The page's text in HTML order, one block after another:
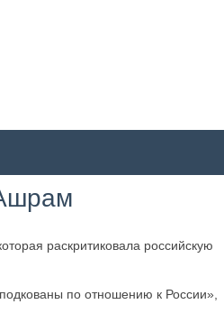
раскритиковала российскую
по отношению к России»,